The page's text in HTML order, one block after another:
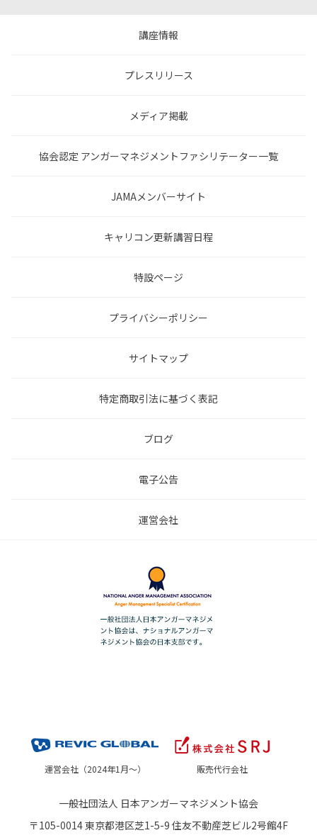
講座情報
プレスリリース
メディア掲載
協会認定 アンガーマネジメントファシリテーター一覧
JAMAメンバーサイト
キャリコン更新講習日程
特設ページ
プライバシーポリシー
サイトマップ
特定商取引法に基づく表記
ブログ
電子公告
運営会社
運営会社（2024年1月～） 販売代行会社
一般社団法人 日本アンガーマネジメント協会
〒105-0014 東京都港区芝1-5-9 住友不動産芝ビル2号館4F